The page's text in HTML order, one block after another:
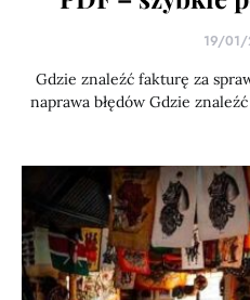
19/
Gdzie znaleźć fakturę za
naprawa błędów Gdzie